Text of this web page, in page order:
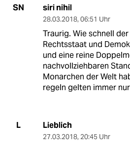
SN siri nihil
28.03.2018, 06:51 Uhr
Traurig. Wie schnell
Rechtsstaat und
und eine reine
nachvollziehbaren
Monarchen der Welt
regeln gelten immer
L Lieblich
27.03.2018, 20:45 Uhr